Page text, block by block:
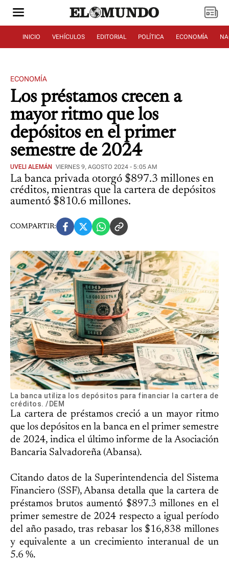
INICIO VEHÍCULOS EDITORIAL POLÍTICA ECONOMÍA
ECONOMÍA
Los préstamos crecen a
mayor ritmo que los
depósitos en el primer
semestre de 2024
UVELI ALEMÁN VIERNES 9, AGOSTO 2024 - 5:05 AM
La banca privada otorgó $897.3 millones en
créditos, mientras que la cartera de depósitos
aumentó $810.6 millones.
COMPARTIR:
La banca utiliza los depósitos para financiar la cartera de
créditos. /DEM
La cartera de préstamos creció a un mayor ritmo
que los depósitos en la banca en el primer semestre
de 2024, indica el último informe de la Asociación
Bancaria Salvadoreña (Abansa).
Citando datos de la Superintendencia del Sistema
Financiero (SSF), Abansa detalla que la cartera de
préstamos brutos aumentó $897.3 millones en el
primer semestre de 2024 respecto a igual período
del año pasado, tras rebasar los $16,838 millones
y equivalente a un crecimiento interanual de un
5.6 %.